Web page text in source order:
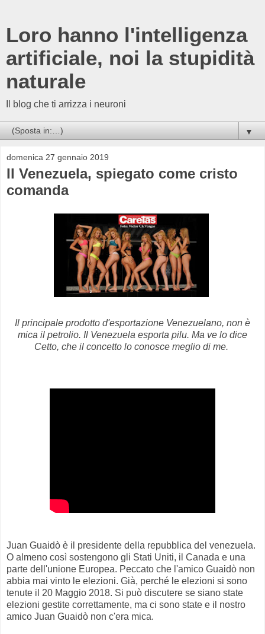
Loro hanno l'intelligenza
artificiale, noi la stupidità
naturale
Il blog che ti arrizza i neuroni
▼
domenica 27 gennaio 2019
Il Venezuela, spiegato come cristo
comanda
Il principale prodotto d'esportazione Venezuelano, non è
mica il petrolio. Il Venezuela esporta pilu. Ma ve lo dice
Cetto, che il concetto lo conosce meglio di me.
Juan Guaidò è il presidente della repubblica del venezuela.
O almeno così sostengono gli Stati Uniti, il Canada e una
parte dell'unione Europea. Peccato che l'amico Guaidò non
abbia mai vinto le elezioni. Già, perché le elezioni si sono
tenute il 20 Maggio 2018. Si può discutere se siano state
elezioni gestite correttamente, ma ci sono state e il nostro
amico Juan Guaidò non c'era mica.